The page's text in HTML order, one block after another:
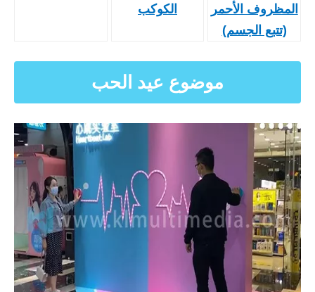
المظروف الأحمر
(تتبع الجسم)
الكوكب
موضوع عيد الحب